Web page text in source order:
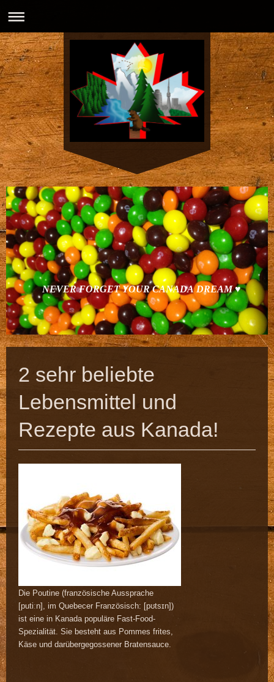
NEVER FORGET YOUR CANADA DREAM ♥
2 sehr beliebte
Lebensmittel und
Rezepte aus Kanada!
Die Poutine (französische Aussprache
[putiːn], im Quebecer Französisch: [pʊtsɪn])
ist eine in Kanada populäre Fast-Food-
Spezialität. Sie besteht aus Pommes frites,
Käse und darübergegossener Bratensauce.